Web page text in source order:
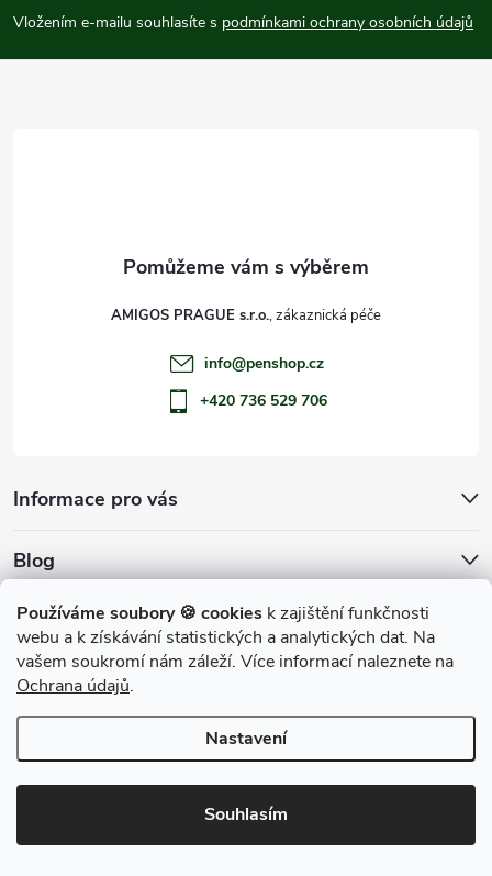
Používáme soubory 🍪 cookies k zajištění funkčnosti
webu a k získávání statistických a analytických dat. Na
vašem soukromí nám záleží. Více informací naleznete na
Ochrana údajů.
Nastavení
Souhlasím
p
a
Vložením e-mailu souhlasíte s podmínkami ochrany osobních údajů
Informace pro vás
Blog
Archiv
Přijímáme online platby
AMIGOS PRAGUE s.r.o.
info@penshop.cz
+420 736 529 706
Copyright 2026penShop. Všechna práva vyhrazena.